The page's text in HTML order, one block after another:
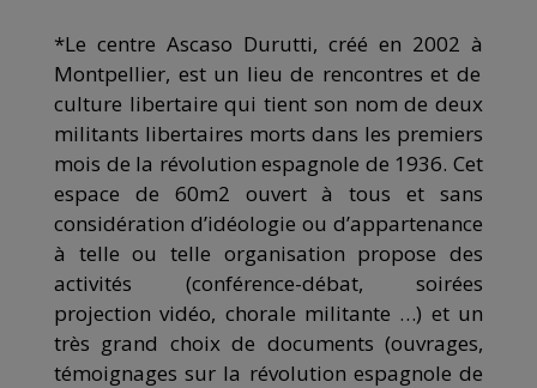
*Le centre Ascaso Durutti, créé en 2002 à
Montpellier, est un lieu de rencontres et de
culture libertaire qui tient son nom de deux
militants libertaires morts dans les premiers
mois de la révolutionespagnole de 1936.Cet
espace de 60m2 ouvert à tous et sans
considération d’idéologie ou d’appartenance
à telle ou telle organisation propose des
activités (conférence-débat, soirées
projection vidéo, chorale militante …) et un
très grand choix de documents (ouvrages,
témoignages sur la révolution espagnole de